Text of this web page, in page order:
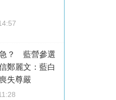
？ 藍營參選
鄭麗文：藍白
失尊嚴